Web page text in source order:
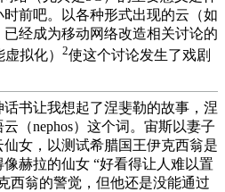
前吧。以各种形式出现的云（如
经成为移动网络改造相关讨论的
拟化） 2使这个讨论发生了戏剧
书让我想起了涅斐勒的故事，涅
（nephos）这个词。宙斯以妻子
女，以测试希腊国王伊克西翁是
赫拉的仙女 “好看得让人难以置
西翁的警觉，但他还是没能通过